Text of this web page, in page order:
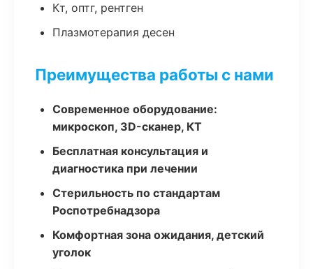
Кт, оптг, рентген
Плазмотерапия десен
Преимущества работы с нами
Современное оборудование:
микроскоп, 3D-сканер, КТ
Бесплатная консультация и
диагностика при лечении
Стерильность по стандартам
Роспотребнадзора
Комфортная зона ожидания, детский
уголок